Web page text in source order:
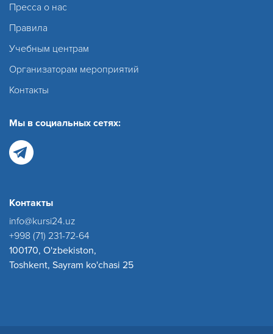
Пресса о нас
Правила
Учебным центрам
Организаторам мероприятий
Контакты
Мы в социальных сетях:
Контакты
info@kursi24.uz
+998 (71) 231-72-64
100170, O'zbekiston,
Toshkent, Sayram ko'chasi 25